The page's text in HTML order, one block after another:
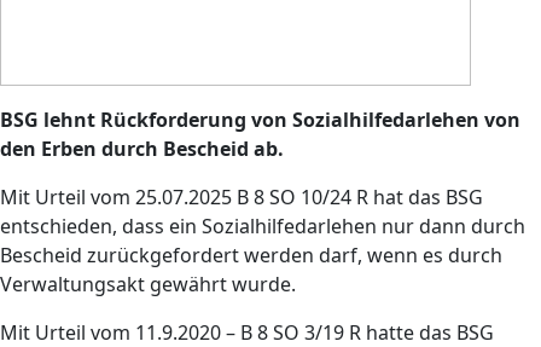
BSG lehnt Rückforderung von Sozialhilfedarlehen von
den Erben durch Bescheid ab.
Mit Urteil vom 25.07.2025 B 8 SO 10/24 R hat das BSG
entschieden, dass ein Sozialhilfedarlehen nur dann durch
Bescheid zurückgefordert werden darf, wenn es durch
Verwaltungsakt gewährt wurde.
Mit Urteil vom 11.9.2020 – B 8 SO 3/19 R hatte das BSG